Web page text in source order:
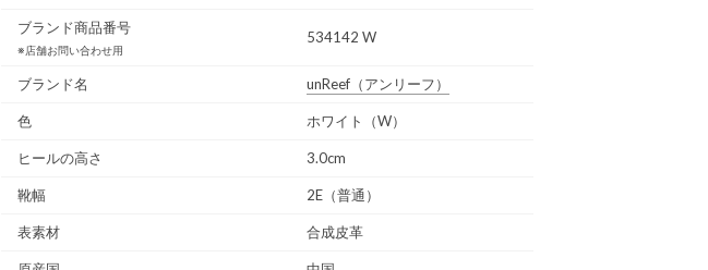
ブランド商品番号
※店舗お問い合わせ用
534142 W
ブランド名 unReef （アンリーフ）
色 ホワイト（W）
ヒールの高さ 3.0cm
靴幅 2E（普通）
表素材 合成皮革